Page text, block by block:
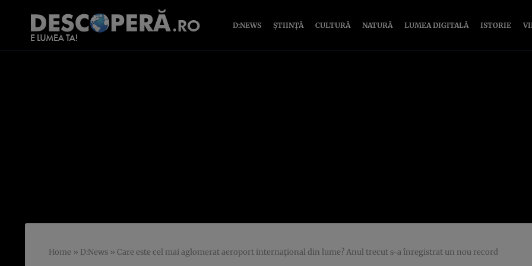
D:NEWS ȘTIINȚĂ CULTURĂ NATURĂ LUMEA DIGITALĂ ISTORIE
Home » D:News » Care este cel mai aglomerat aeroport internaţional din lume? Anul trecut s-a înregistrat un nou record